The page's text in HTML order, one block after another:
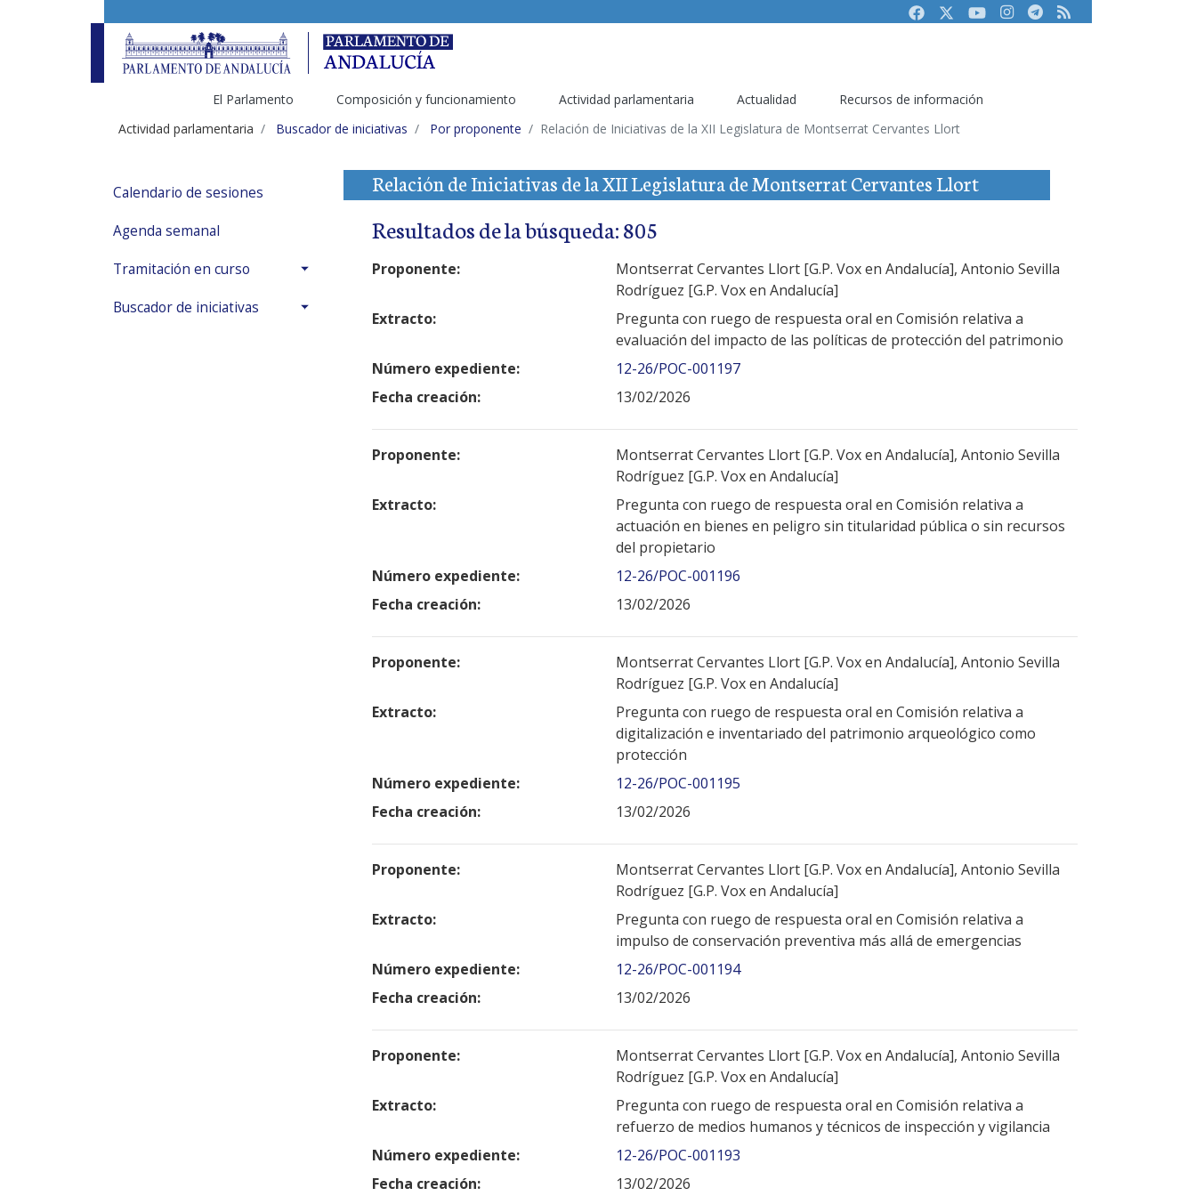
FacebookTwitterYoutubeInstagram
Telegram
RSS
El Parlamento Composición y funcionamiento Actividad parlamentaria Actualidad
Recursos de información
Actividad parlamentaria
Buscador de iniciativas Por proponente Relación de Iniciativas de la XII Legislatura de Montserrat Cervantes Llort
Calendario de sesiones
Agenda semanal
Tramitación en curso
Buscador de iniciativas
Relación de Iniciativas de la XII Legislatura de Montserrat Cervantes Llort
Resultados de la búsqueda: 805
Proponente:
Montserrat Cervantes Llort [G.P. Vox en Andalucía], Antonio Sevilla
Rodríguez [G.P. Vox en Andalucía]
Extracto:
Pregunta con ruego de respuesta oral en Comisión relativa a
evaluación del impacto de las políticas de protección del patrimonio
Número expediente:
12-26/POC-001197
Fecha creación:
13/02/2026
Proponente:
Montserrat Cervantes Llort [G.P. Vox en Andalucía], Antonio Sevilla
Rodríguez [G.P. Vox en Andalucía]
Extracto:
Pregunta con ruego de respuesta oral en Comisión relativa a
actuación en bienes en peligro sin titularidad pública o sin recursos
del propietario
Número expediente:
12-26/POC-001196
Fecha creación:
13/02/2026
Proponente:
Montserrat Cervantes Llort [G.P. Vox en Andalucía], Antonio Sevilla
Rodríguez [G.P. Vox en Andalucía]
Extracto:
Pregunta con ruego de respuesta oral en Comisión relativa a
digitalización e inventariado del patrimonio arqueológico como
protección
Número expediente:
12-26/POC-001195
Fecha creación:
13/02/2026
Proponente:
Montserrat Cervantes Llort [G.P. Vox en Andalucía], Antonio Sevilla
Rodríguez [G.P. Vox en Andalucía]
Extracto:
Pregunta con ruego de respuesta oral en Comisión relativa a
impulso de conservación preventiva más allá de emergencias
Número expediente:
12-26/POC-001194
Fecha creación:
13/02/2026
Proponente:
Montserrat Cervantes Llort [G.P. Vox en Andalucía], Antonio Sevilla
Rodríguez [G.P. Vox en Andalucía]
Extracto:
Pregunta con ruego de respuesta oral en Comisión relativa a
refuerzo de medios humanos y técnicos de inspección y vigilancia
Número expediente:
12-26/POC-001193
Fecha creación:
13/02/2026